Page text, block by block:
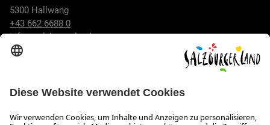
5300 Hallwang
+43 662 6688 0
info@salzburgerland.com
Wir freuen uns auf Ihre Anfrage!